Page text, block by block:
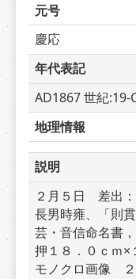
元号
慶応
年代表記
AD1867 世紀:19-
地理情報
説明
２月５日　差出
長男時雍、「則
芸・音信命名書
押１８．０ｃｍ×
モノクロ画像　